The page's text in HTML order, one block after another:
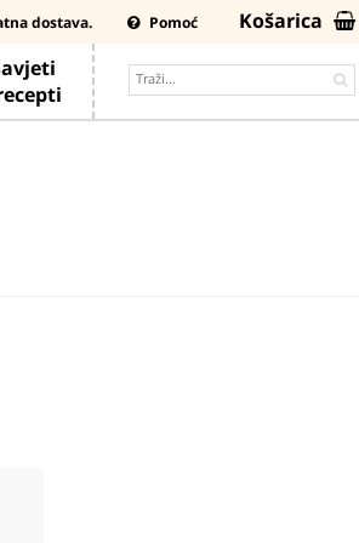
dostava. Pomoć
Košarica